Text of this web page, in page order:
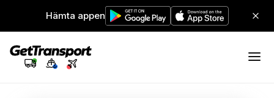
Hämta appen